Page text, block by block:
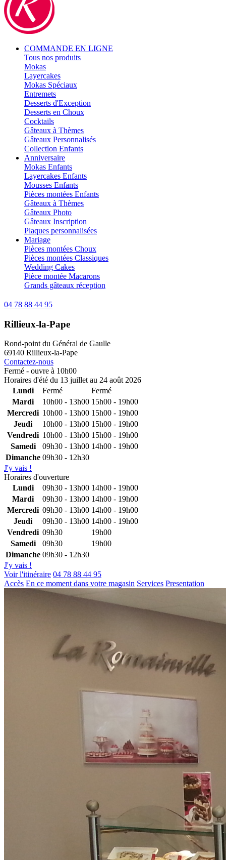
COMMANDE EN LIGNE
Tous nos produits
Mokas
Layercakes
Mokas Spéciaux
Entremets
Desserts d'Exception
Desserts en Choux
Cocktails
Gâteaux à Thèmes
Gâteaux Personnalisés
Collection Enfants
Anniversaire
Mokas Enfants
Layercakes Enfants
Mousses Enfants
Pièces montées Enfants
Gâteaux à Thèmes
Gâteaux Photo
Gâteaux Inscription
Plaques personnalisées
Mariage
Pièces montées Choux
Pièces montées Classiques
Wedding Cakes
Pièce montée Macarons
Grands gâteaux réception
04 78 88 44 95
Rillieux-la-Pape
Rond-point du Général de Gaulle
69140 Rillieux-la-Pape
Contactez-nous
Fermé - ouvre à 10h00
Horaires d'été du 13 juillet au 24 août 2026
Lundi
Fermé
Fermé
Mardi
10h00 - 13h00 15h00 - 19h00
Mercredi 10h00 - 13h00 15h00 - 19h00
Jeudi
10h00 - 13h00 15h00 - 19h00
Vendredi 10h00 - 13h00 15h00 - 19h00
Samedi
09h30 - 13h00 14h00 - 19h00
Dimanche 09h30 - 12h30
J'y vais !
Horaires d'ouverture
Lundi
09h30 - 13h00 14h00 - 19h00
Mardi
09h30 - 13h00 14h00 - 19h00
Mercredi 09h30 - 13h00 14h00 - 19h00
Jeudi
09h30 - 13h00 14h00 - 19h00
Vendredi 09h30
19h00
Samedi
09h30
19h00
Dimanche 09h30 - 12h30
J'y vais !
Voir l'itinéraire 04 78 88 44 95
Accès En ce moment dans votre magasin Services Presentation